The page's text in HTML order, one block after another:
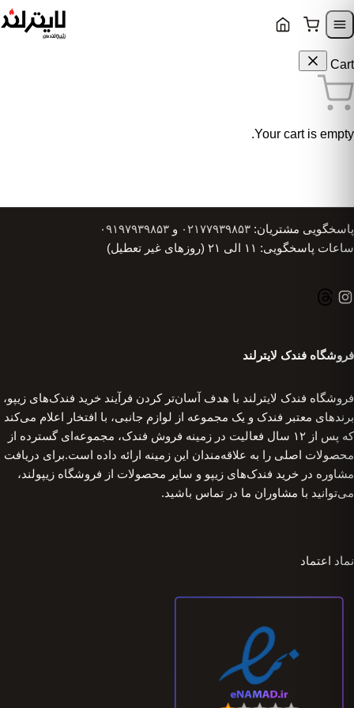
Skip to navigation
Cart
Your cart is empty.
پاسخگویی مشتریان: ۰۲۱۷۷۹۳۹۸۵۳ و ۰۹۱۹۷۹۳۹۸۵۳
ساعات پاسخگویی: ۱۱ الی ۲۱ (روزهای غیر تعطیل)
فروشگاه فندک لایترلند
فروشگاه فندک لایترلند با هدف آسان‌تر کردن فرآیند خرید فندک‌های زیپو،
برندهای معتبر فندک و یک مجموعه از لوازم جانبی، با افتخار اعلام می‌کند
که پس از ۱۲ سال فعالیت در زمینه فروش فندک، مجموعه‌ای گسترده از
محصولات اصلی را به علاقه‌مندان این زمینه ارائه داده است.برای دریافت
مشاوره در خرید فندک‌های زیپو و سایر محصولات از فروشگاه زیپولند،
می‌توانید با مشاوران ما در تماس باشید.
نماد اعتماد